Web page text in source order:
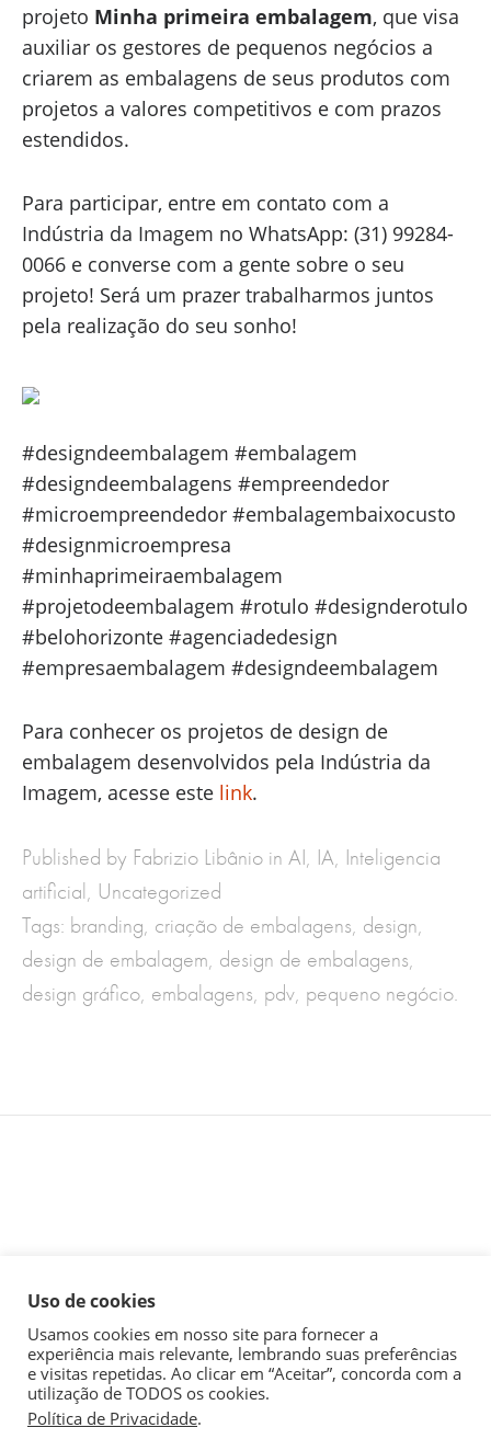
projeto Minha primeira embalagem, que visa
auxiliar os gestores de pequenos negócios a
criarem as embalagens de seus produtos com
projetos a valores competitivos e com prazos
estendidos.
Para participar, entre em contato com a
Indústria da Imagem no WhatsApp: (31) 99284-
0066 e converse com a gente sobre o seu
projeto! Será um prazer trabalharmos juntos
pela realização do seu sonho!
#designdeembalagem #embalagem
#designdeembalagens #empreendedor
#microempreendedor #embalagembaixocusto
#designmicroempresa
#minhaprimeiraembalagem
#projetodeembalagem #rotulo #designderotulo
#belohorizonte #agenciadedesign
#empresaembalagem #designdeembalagem
Para conhecer os projetos de design de
embalagem desenvolvidos pela Indústria da
Imagem, acesse este link.
Published by Fabrizio Libânio in AI, IA, Inteligencia
artificial, Uncategorized
Tags: branding, criação de embalagens, design,
design de embalagem, design de embalagens,
design gráfico, embalagens, pdv, pequeno negócio.
comercial@industriadaimagem.com.br| + 55 (31) 3070-1855 |
Whatsapp (31) 3070-1855
Av. Luiz Paulo Franco, 603 - conj 1207 - Belvedere - Belo
Horizonte/MG - Brasil - CEP 30320-570
Uso de cookies
Usamos cookies em nosso site para fornecer a
experiência mais relevante, lembrando suas preferências
e visitas repetidas. Ao clicar em “Aceitar”, concorda com a
utilização de TODOS os cookies.
Política de Privacidade.